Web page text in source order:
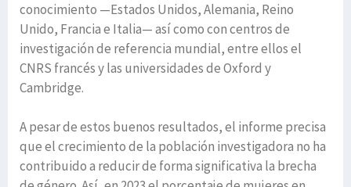
conocimiento —Estados Unidos, Alemania, Reino
Unido, Francia e Italia— así como con centros de
investigación de referencia mundial, entre ellos el
CNRS francés y las universidades de Oxford y
Cambridge.
A pesar de estos buenos resultados, el informe precisa
que el crecimiento de la población investigadora no ha
contribuido a reducir de forma significativa la brecha